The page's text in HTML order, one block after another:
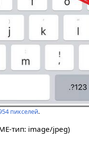
пикселей.
тип: image/jpeg)